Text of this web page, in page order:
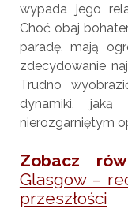
wypada jego
Choć obaj
paradę, mają
zdecydowanie
Trudno
dynamiki,
nierozgarniętym
Zobacz
Glasgow –
przeszłości